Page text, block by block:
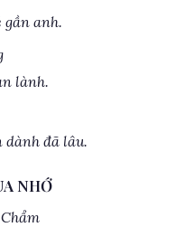
gần anh.
lành.
dành đã lâu.
NHỚ